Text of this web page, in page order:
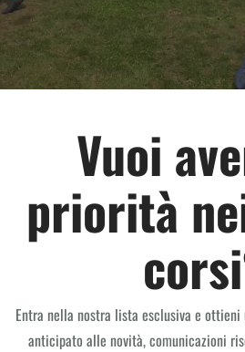
SAFEGUARDING
PARTNERSHIP
Vuoi
priorità
Entra nella nostra lista esclusiva e ottieni
anticipato alle novità, comunicazioni